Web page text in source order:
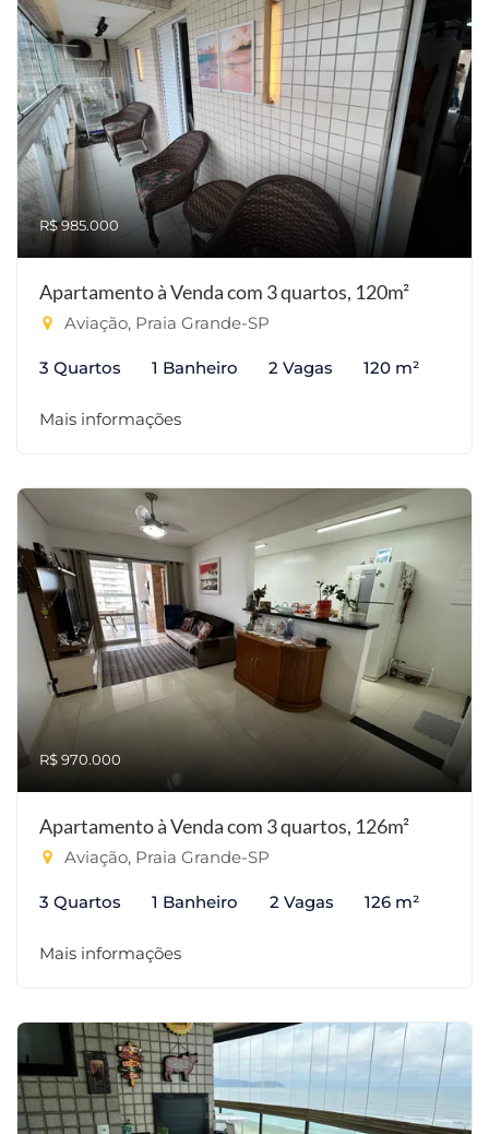
R$ 985.000
Apartamento à Venda com 3 quartos, 120m²
Aviação, Praia Grande-SP
3 Quartos 1 Banheiro 2 Vagas 120 m²
Mais informações
R$ 970.000
Apartamento à Venda com 3 quartos, 126m²
Aviação, Praia Grande-SP
3 Quartos 1 Banheiro 2 Vagas 126 m²
Mais informações